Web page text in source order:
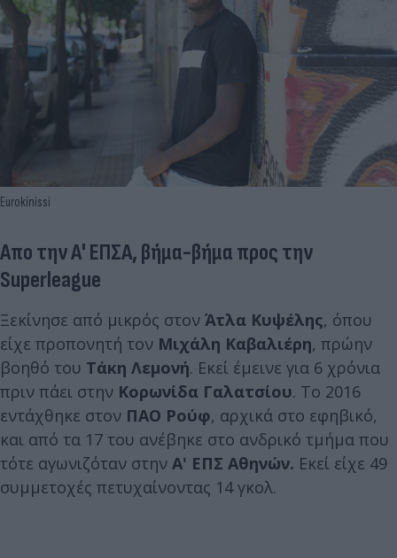
Eurokinissi
Απο την Α' ΕΠΣΑ, βήμα-βήμα προς την
Superleague
Ξεκίνησε από μικρός στον Άτλα Κυψέλης, όπου
είχε προπονητή τον Μιχάλη Καβαλιέρη, πρώην
βοηθό του Τάκη Λεμονή. Εκεί έμεινε για 6 χρόνια
πριν πάει στην Κορωνίδα Γαλατσίου. Το 2016
εντάχθηκε στον ΠΑΟ Ρούφ, αρχικά στο εφηβικό,
και από τα 17 του ανέβηκε στο ανδρικό τμήμα που
τότε αγωνιζόταν στην Α' ΕΠΣ Αθηνών. Εκεί είχε 49
συμμετοχές πετυχαίνοντας 14 γκολ.